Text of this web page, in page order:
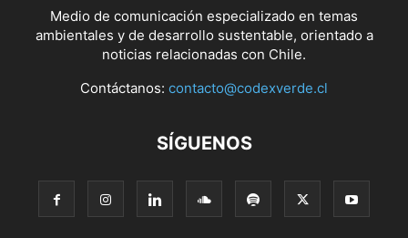
Medio de comunicación especializado en temas
ambientales y de desarrollo sustentable, orientado a
noticias relacionadas con Chile.
Contáctanos: contacto@codexverde.cl
SÍGUENOS